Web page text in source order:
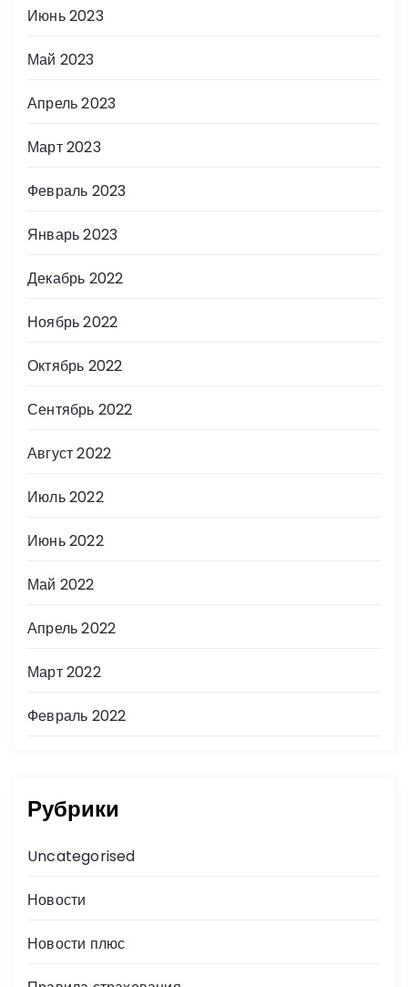
Июнь 2023
Май 2023
Апрель 2023
Март 2023
Февраль 2023
Январь 2023
Декабрь 2022
Ноябрь 2022
Октябрь 2022
Сентябрь 2022
Август 2022
Июль 2022
Июнь 2022
Май 2022
Апрель 2022
Март 2022
Февраль 2022
Рубрики
Uncategorised
Новости
Новости плюс